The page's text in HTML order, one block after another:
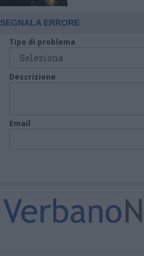
SEGNALA ERRORE
Tipo di problema
Descrizione
Email